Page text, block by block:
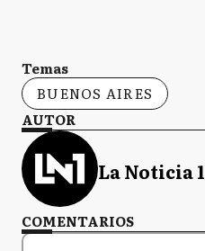
Temas
BUENOS AIRES
AUTOR
La Noticia 1
COMENTARIOS